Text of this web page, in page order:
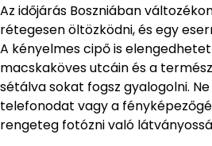
Az időjárás Boszniában
rétegesen öltözködni, és egy
A kényelmes cipő is
macskaköves utcáin és a
sétálva sokat fogsz gyalogolni.
telefonodat vagy a
rengeteg fotózni való